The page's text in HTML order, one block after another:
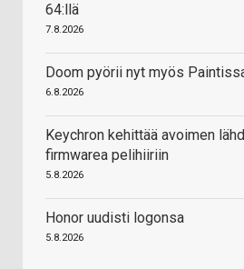
64:llä
7.8.2026
Doom pyörii nyt myös
6.8.2026
Keychron kehittää avoimen
firmwarea pelihiiriin
5.8.2026
Honor uudisti logonsa
5.8.2026